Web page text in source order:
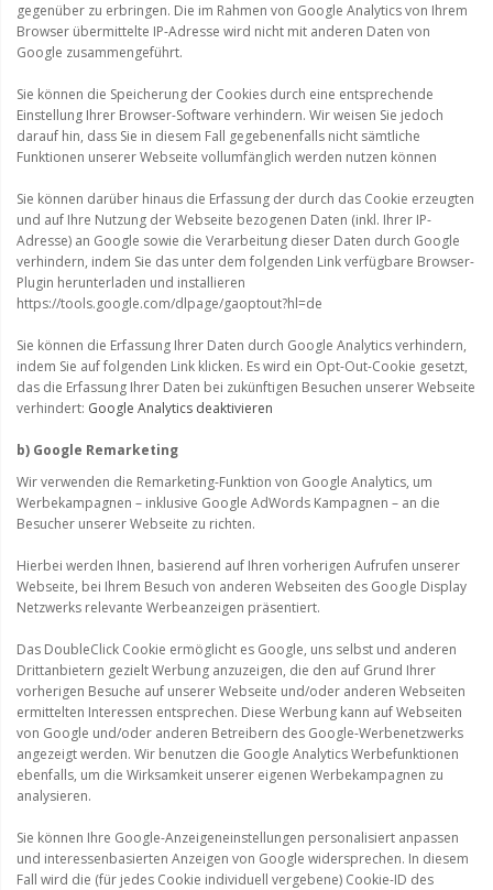
gegenüber zu erbringen. Die im Rahmen von Google Analytics von Ihrem
Browser übermittelte IP-Adresse wird nicht mit anderen Daten von
Google zusammengeführt.
Sie können die Speicherung der Cookies durch eine entsprechende
Einstellung Ihrer Browser-Software verhindern. Wir weisen Sie jedoch
darauf hin, dass Sie in diesem Fall gegebenenfalls nicht sämtliche
Funktionen unserer Webseite vollumfänglich werden nutzen können
Sie können darüber hinaus die Erfassung der durch das Cookie erzeugten
und auf Ihre Nutzung der Webseite bezogenen Daten (inkl. Ihrer IP-
Adresse) an Google sowie die Verarbeitung dieser Daten durch Google
verhindern, indem Sie das unter dem folgenden Link verfügbare Browser-
Plugin herunterladen und installieren
https://tools.google.com/dlpage/gaoptout?hl=de
Sie können die Erfassung Ihrer Daten durch Google Analytics verhindern,
indem Sie auf folgenden Link klicken. Es wird ein Opt-Out-Cookie gesetzt,
das die Erfassung Ihrer Daten bei zukünftigen Besuchen unserer Webseite
verhindert: Google Analytics deaktivieren
b) Google Remarketing
Wir verwenden die Remarketing-Funktion von Google Analytics, um
Werbekampagnen – inklusive Google AdWords Kampagnen – an die
Besucher unserer Webseite zu richten.
Hierbei werden Ihnen, basierend auf Ihren vorherigen Aufrufen unserer
Webseite, bei Ihrem Besuch von anderen Webseiten des Google Display
Netzwerks relevante Werbeanzeigen präsentiert.
Das DoubleClick Cookie ermöglicht es Google, uns selbst und anderen
Drittanbietern gezielt Werbung anzuzeigen, die den auf Grund Ihrer
vorherigen Besuche auf unserer Webseite und/oder anderen Webseiten
ermittelten Interessen entsprechen. Diese Werbung kann auf Webseiten
von Google und/oder anderen Betreibern des Google-Werbenetzwerks
angezeigt werden. Wir benutzen die Google Analytics Werbefunktionen
ebenfalls, um die Wirksamkeit unserer eigenen Werbekampagnen zu
analysieren.
Sie können Ihre Google-Anzeigeneinstellungen personalisiert anpassen
und interessenbasierten Anzeigen von Google widersprechen. In diesem
Fall wird die (für jedes Cookie individuell vergebene) Cookie-ID des